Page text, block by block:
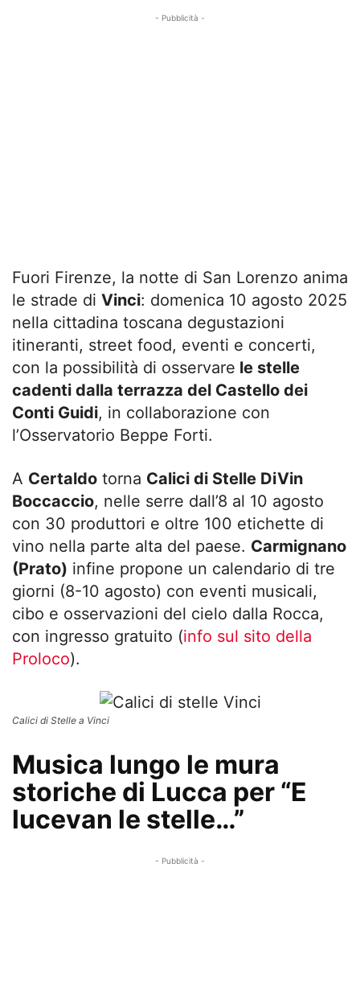
- Pubblicità -
Fuori Firenze, la notte di San Lorenzo anima
le strade di Vinci: domenica 10 agosto 2025
nella cittadina toscana degustazioni
itineranti, street food, eventi e concerti,
con la possibilità di osservare le stelle
cadenti dalla terrazza del Castello dei
Conti Guidi, in collaborazione con
l’Osservatorio Beppe Forti.
A Certaldo torna Calici di Stelle DiVin
Boccaccio, nelle serre dall’8 al 10 agosto
con 30 produttori e oltre 100 etichette di
vino nella parte alta del paese. Carmignano
(Prato) infine propone un calendario di tre
giorni (8-10 agosto) con eventi musicali,
cibo e osservazioni del cielo dalla Rocca,
con ingresso gratuito (info sul sito della
Proloco).
Calici di Stelle a Vinci
Musica lungo le mura
storiche di Lucca per “E
lucevan le stelle…”
- Pubblicità -